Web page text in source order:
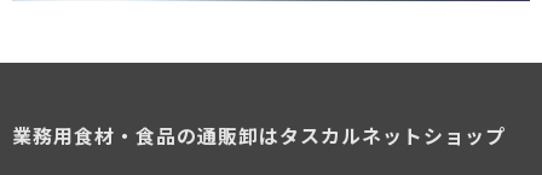
業務用食材・食品の通販卸はタスカルネットショップ